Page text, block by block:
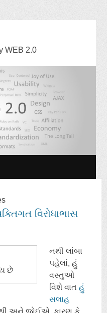
WEB 2.0
વિરોધાભાસ
છે
નથી લાંબા
પહેલાં, હું
વસ્તુઓ
વિશે વાતહું
સલાહ
અને જોઈએ, કારણ કે